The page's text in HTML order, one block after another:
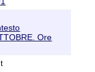
Ore